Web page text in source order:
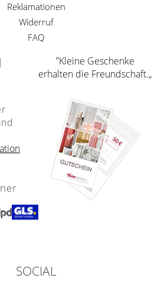
Reklamationen
Widerruf
FAQ
”Kleine Geschenke
erhalten die Freundschaft.„
SOCIAL